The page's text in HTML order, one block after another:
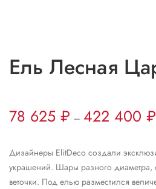
Ель Лесная
78 625 ₽ – 422 400 ₽
Дизайнеры ElitDeco создали
украшений. Шары разного диаметра,
веточки. Под елью разместился